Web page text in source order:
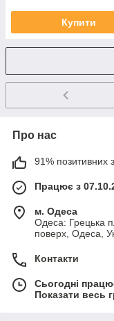
Купити
Про нас
91% позитивних з
Працює з
м. Одеса
Одеса: Грецька
поверх, Одеса,
Контакти
Сьогодні
Показати весь